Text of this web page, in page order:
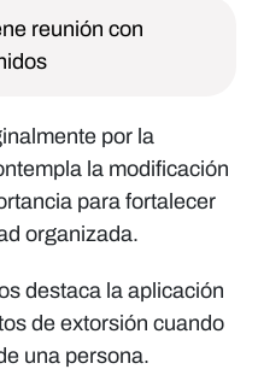
reunión con
por la
la modificación
para fortalecer
organizada.
destaca la aplicación
de extorsión cuando
una persona.